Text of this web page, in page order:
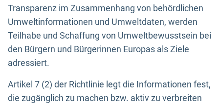
Transparenz im Zusammenhang von behördlichen
Umweltinformationen und Umweltdaten, werden
Teilhabe und Schaffung von Umweltbewusstsein bei
den Bürgern und Bürgerinnen Europas als Ziele
adressiert.
Artikel 7 (2) der Richtlinie legt die Informationen fest,
die zugänglich zu machen bzw. aktiv zu verbreiten